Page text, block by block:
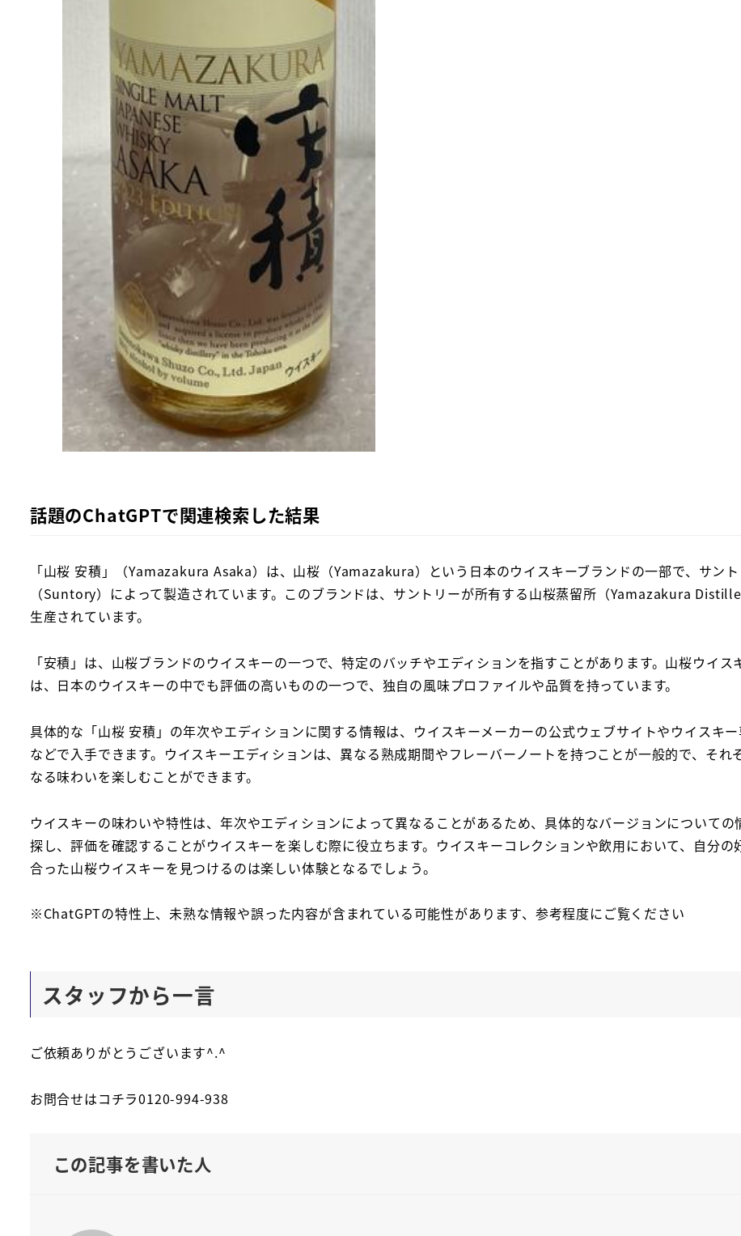
話題のChatGPTで関連検索した結果
「山桜 安積」（Yamazakura Asaka）は、山桜（Yamazakura）という日本のウイスキーブランドの一部で、サン
（Suntory）によって製造されています。このブランドは、サントリーが所有する山桜蒸留所（Yamazakura
生産されています。
「安積」は、山桜ブランドのウイスキーの一つで、特定のバッチやエディションを指すことがあります。山桜ウイス
は、日本のウイスキーの中でも評価の高いものの一つで、独自の風味プロファイルや品質を持っています。
具体的な「山桜 安積」の年次やエディションに関する情報は、ウイスキーメーカーの公式ウェブサイトやウイスキ
などで入手できます。ウイスキーエディションは、異なる熟成期間やフレーバーノートを持つことが一般的で、それ
なる味わいを楽しむことができます。
ウイスキーの味わいや特性は、年次やエディションによって異なることがあるため、具体的なバージョンについての
探し、評価を確認することがウイスキーを楽しむ際に役立ちます。ウイスキーコレクションや飲用において、自分の
合った山桜ウイスキーを見つけるのは楽しい体験となるでしょう。
※ChatGPTの特性上、未熟な情報や誤った内容が含まれている可能性があります、参考程度にご覧ください
スタッフから一言
ご依頼ありがとうございます^.^
お問合せはコチラ0120-994-938
この記事を書いた人